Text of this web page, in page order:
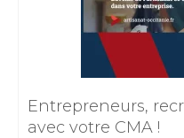
Entrepreneurs,
avec votre CMA !